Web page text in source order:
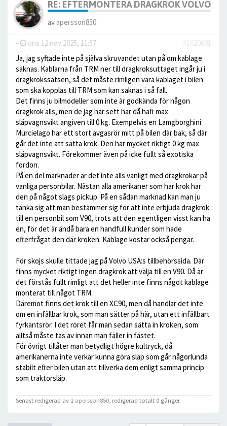
RE: EFTERMONTERA DRAGKROK VOLVO
av apersson850
- ons 12 nov 2025, 11:57
#1620691
Ja, jag syftade inte på själva skruvandet utan på om kablage
saknas. Kablarna från TRM ner till dragkroksuttaget ingår ju i
dragkrokssatsen, så det måste rimligen vara kablaget i bilen
som ska kopplas till TRM som kan saknas i så fall.
Det finns ju bilmodeller som inte är godkända för någon
dragkrok alls, men de jag har sett har då haft max
släpvagnsvikt angiven till 0 kg. Exempelvis en Lamgborghini
Murcielago har ett stort avgasrör mitt på bilen där bak, så där
går det inte att sätta krok. Den har mycket riktigt 0 kg max
släpvagnsvikt. Förekommer även på icke fullt så exotiska
fordon.
På en del marknader är det inte alls vanligt med dragkrokar på
vanliga personbilar. Nästan alla amerikaner som har krok har
den på något slags pickup. På en sådan marknad kan man ju
tänka sig att man bestämmer sig för att inte erbjuda dragkrok
till en personbil som V90, trots att den egentligen visst kan ha
en, för det är ändå bara en handfull kunder som hade
efterfrågat den där kroken. Kablage kostar också pengar.
För skojs skulle tittade jag på Volvo USA:s tillbehörssida. Där
finns mycket riktigt ingen dragkrok att välja till en V90. Då är
det förstås fullt rimligt att det heller inte finns något kablage
monterat till något TRM.
Däremot finns det krok till en XC90, men då handlar det inte
om en infällbar krok, som man sätter på här, utan ett infällbart
fyrkantsrör. I det röret får man sedan sätta in kroken, som
alltså måste tas av innan man fäller in fästet.
För övrigt tillåter man betydligt högre kultryck, då
amerikanerna inte verkar kunna göra släp som går någorlunda
stabilt efter bilen utan att tillverka dem enligt samma princip
som traktorsläp.
Senast redigerad av 1 apersson850 , redigerad totalt 0 gånger.